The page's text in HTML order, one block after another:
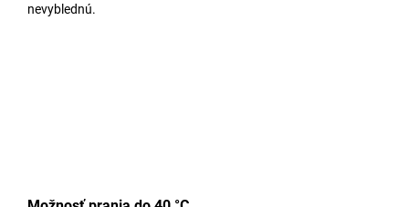
nevyblednú.